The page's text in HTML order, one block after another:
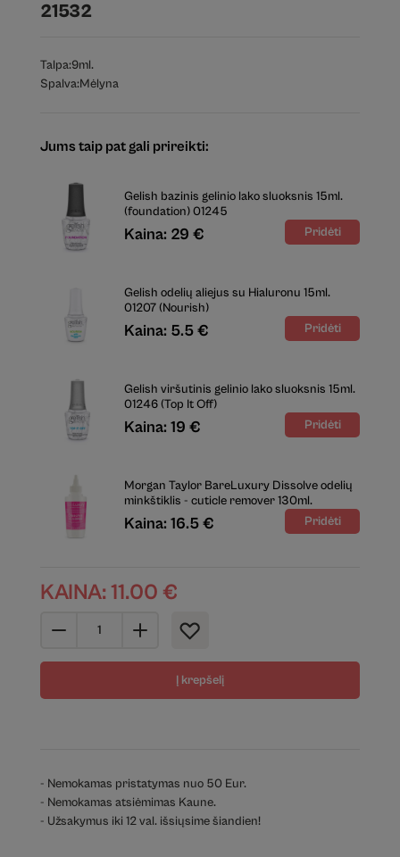
21532
Talpa:9ml.
Spalva:Mėlyna
Jums taip pat gali prireikti:
Gelish bazinis gelinio lako sluoksnis 15ml.
(foundation) 01245
Kaina: 29 €
Gelish odelių aliejus su Hialuronu 15ml.
01207 (Nourish)
Kaina: 5.5 €
Gelish viršutinis gelinio lako sluoksnis 15ml.
01246 (Top It Off)
Kaina: 19 €
Morgan Taylor BareLuxury Dissolve odelių
minkštiklis - cuticle remover 130ml.
Kaina: 16.5 €
KAINA: 11.00 €
Į krepšelį
- Nemokamas pristatymas nuo 50 Eur.
- Nemokamas atsiėmimas Kaune.
- Užsakymus iki 12 val. išsiųsime šiandien!